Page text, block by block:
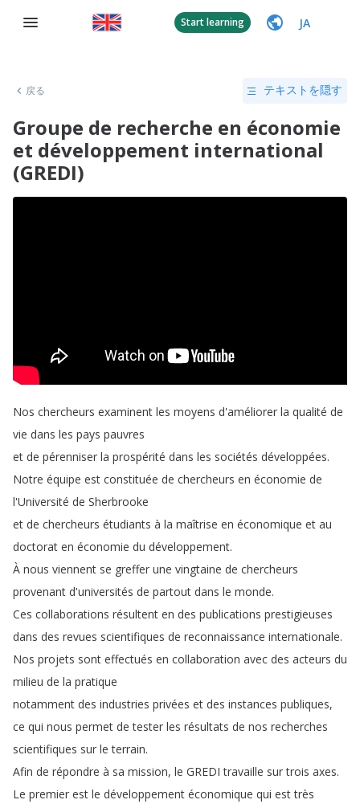
Start learning JA
戻る テキストを隠す
Groupe de recherche en économie
et développement international
(GREDI)
Nos chercheurs examinent les moyens d'améliorer la qualité de
vie dans les pays pauvres
et de pérenniser la prospérité dans les sociétés développées.
Notre équipe est constituée de chercheurs en économie de
l'Université de Sherbrooke
et de chercheurs étudiants à la maîtrise en économique et au
doctorat en économie du développement.
À nous viennent se greffer une vingtaine de chercheurs
provenant d'universités de partout dans le monde.
Ces collaborations résultent en des publications prestigieuses
dans des revues scientifiques de reconnaissance internationale.
Nos projets sont effectués en collaboration avec des acteurs du
milieu de la pratique
notamment des industries privées et des instances publiques,
ce qui nous permet de tester les résultats de nos recherches
scientifiques sur le terrain.
Afin de répondre à sa mission, le GREDI travaille sur trois axes.
Le premier est le développement économique qui est très